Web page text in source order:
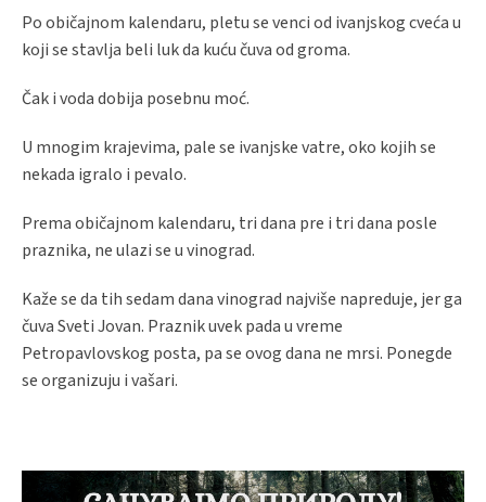
Po običajnom kalendaru, pletu se venci od ivanjskog cveća u
koji se stavlja beli luk da kuću čuva od groma.
Čak i voda dobija posebnu moć.
U mnogim krajevima, pale se ivanjske vatre, oko kojih se
nekada igralo i pevalo.
Prema običajnom kalendaru, tri dana pre i tri dana posle
praznika, ne ulazi se u vinograd.
Kaže se da tih sedam dana vinograd najviše napreduje, jer ga
čuva Sveti Jovan. Praznik uvek pada u vreme
Petropavlovskog posta, pa se ovog dana ne mrsi. Ponegde
se organizuju i vašari.